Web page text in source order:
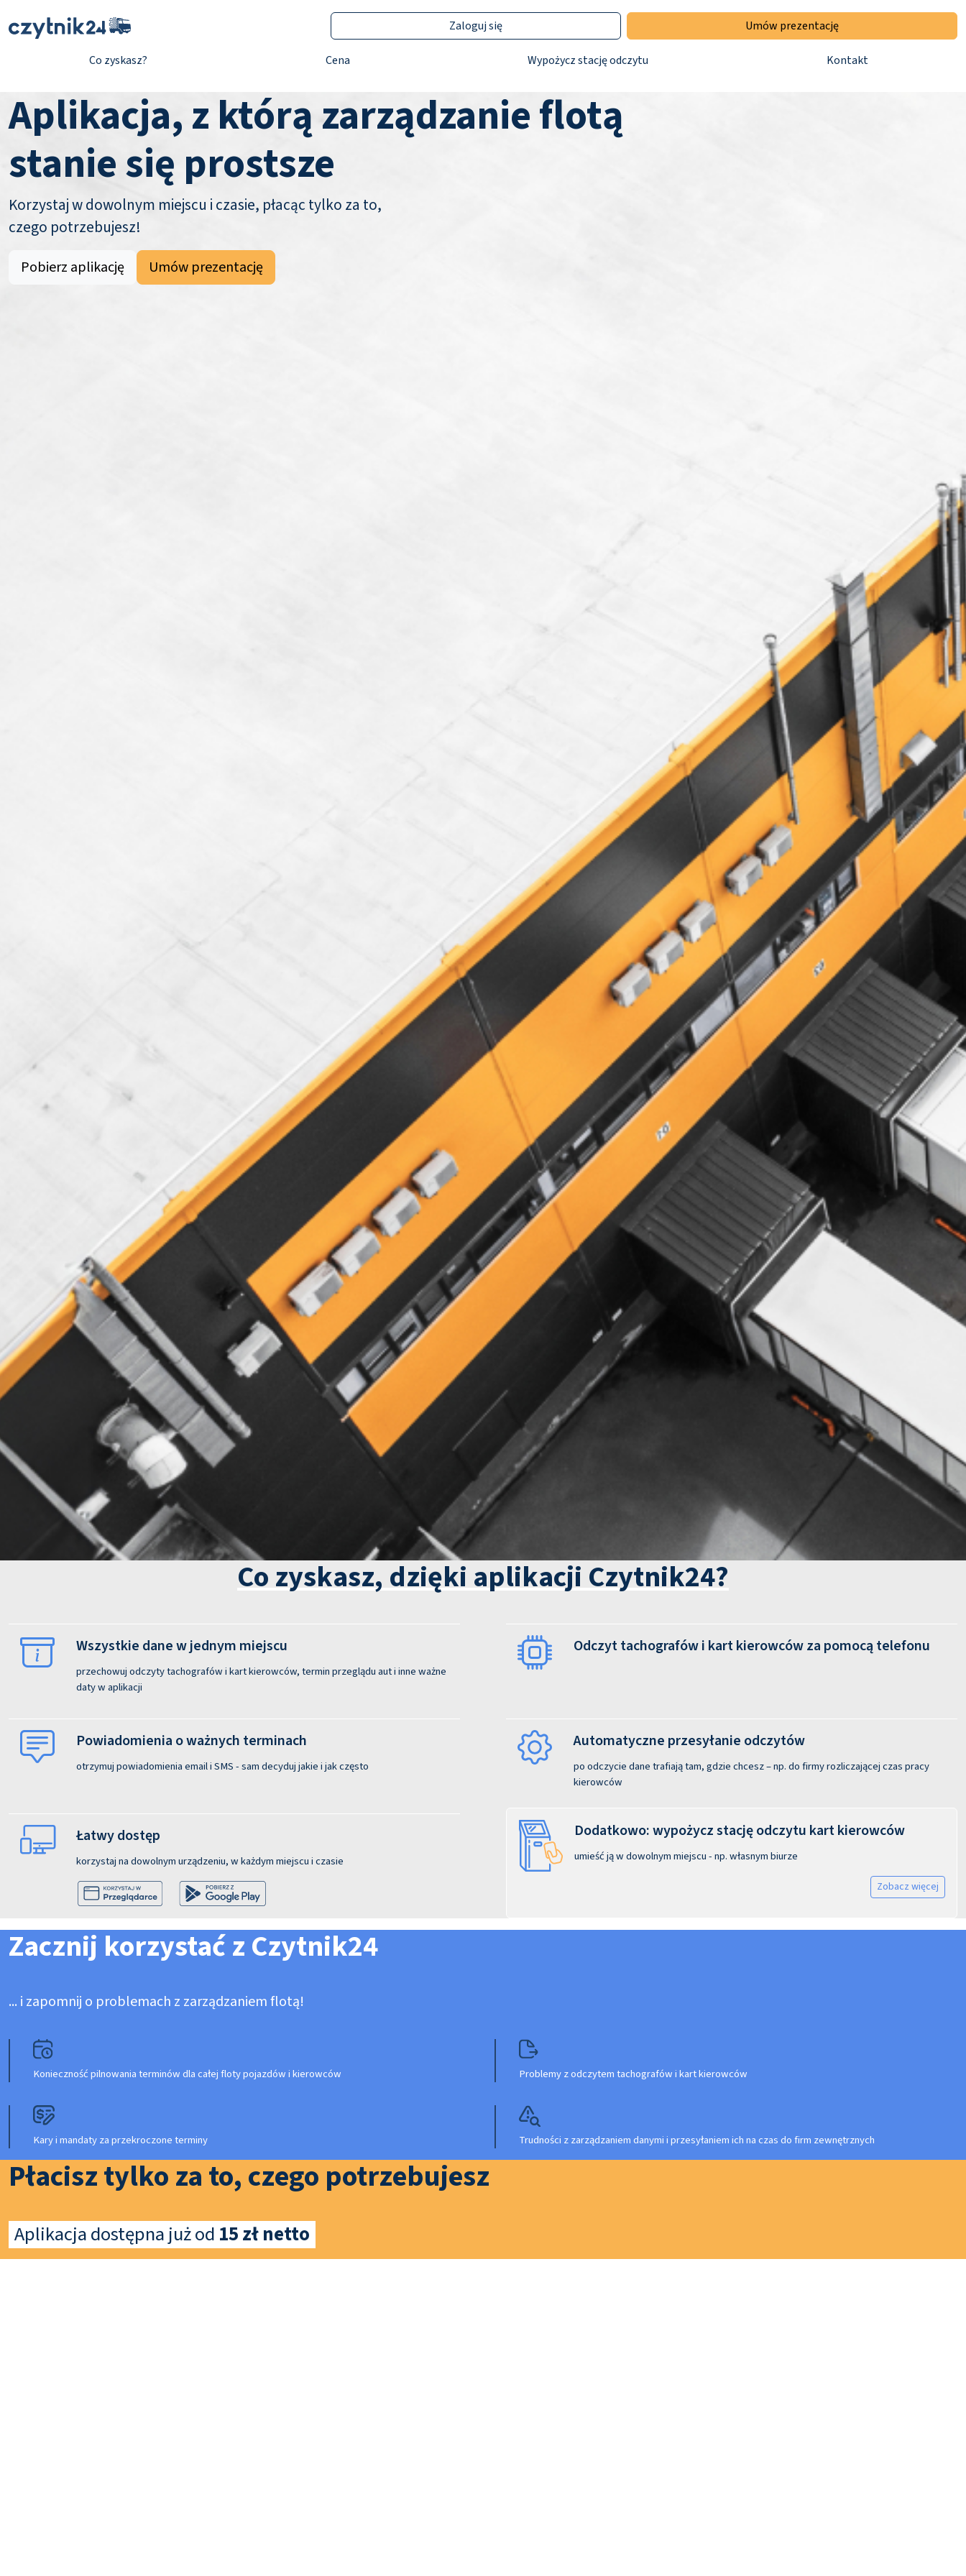
Co zyskasz? Cena Wypożycz stację odczytu Kontakt
Zaloguj się Umów prezentację
Aplikacja, z którą zarządzanie flotą
stanie się prostsze
Korzystaj w dowolnym miejscu i czasie, płacąc tylko za to,
czego potrzebujesz!
Pobierz aplikację Umów prezentację
Co zyskasz, dzięki aplikacji Czytnik24?
Wszystkie dane w jednym miejscu
przechowuj odczyty tachografów i kart kierowców, termin przeglądu aut i inne ważne
daty w aplikacji
Odczyt tachografów i kart kierowców za pomocą telefonu
Powiadomienia o ważnych terminach
otrzymuj powiadomienia email i SMS - sam decyduj jakie i jak często
Automatyczne przesyłanie odczytów
po odczycie dane trafiają tam, gdzie chcesz – np. do firmy rozliczającej czas pracy
kierowców
Łatwy dostęp
korzystaj na dowolnym urządzeniu, w każdym miejscu i czasie
Dodatkowo: wypożycz stację odczytu kart kierowców
umieść ją w dowolnym miejscu - np. własnym biurze
Zobacz więcej
Zacznij korzystać z Czytnik24
... i zapomnij o problemach z zarządzaniem flotą!
Konieczność pilnowania terminów dla całej floty pojazdów i kierowców Problemy z odczytem tachografów i kart kierowców
Kary i mandaty za przekroczone terminy Trudności z zarządzaniem danymi i przesyłaniem ich na czas do firm zewnętrznych
Płacisz tylko za to, czego potrzebujesz
Aplikacja dostępna już od 15 zł netto